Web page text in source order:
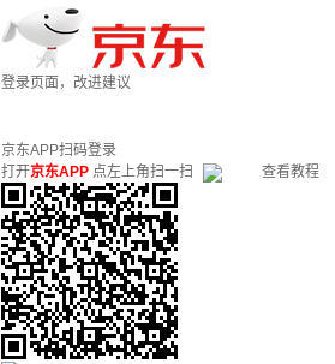
登录页面，改进建议
京东APP扫码登录
打开京东APP 点左上角扫一扫 查看教程